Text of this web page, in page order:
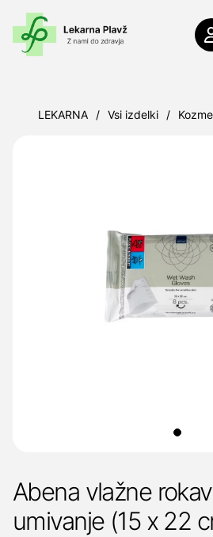
LEKARNA / Vsi izdelki /
Abena vlažne
umivanje (15 x 22